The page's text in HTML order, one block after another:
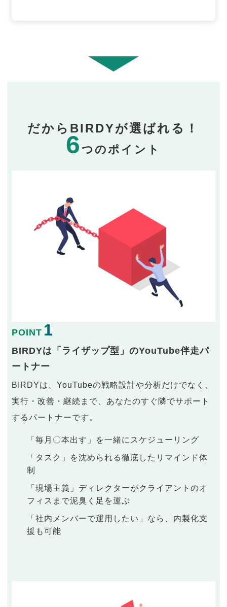
だからBIRDYが選ばれる！
6つのポイント
POINT 1
BIRDYは「ライザップ型」のYouTube伴走パ
ートナー
BIRDYは、YouTubeの戦略設計や分析だけでなく、
実行・改善・継続まで、あなたのすぐ隣でサポート
するパートナーです。
「毎月〇本出す」を一緒にスケジューリング
「タスク」を沈められる徹底したリマインド体
制
「現場主義」ディレクターがクライアントのオ
フィスまで泥臭く足を運ぶ
「社内メンバーで運用したい」なら、内製化支
援も可能